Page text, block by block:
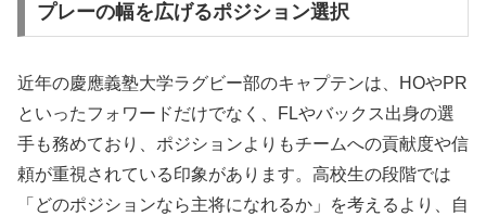
プレーの幅を広げるポジション選択
近年の慶應義塾大学ラグビー部のキャプテンは、HOやPR
といったフォワードだけでなく、FLやバックス出身の選
手も務めており、ポジションよりもチームへの貢献度や信
頼が重視されている印象があります。高校生の段階では
「どのポジションなら主将になれるか」を考えるより、自